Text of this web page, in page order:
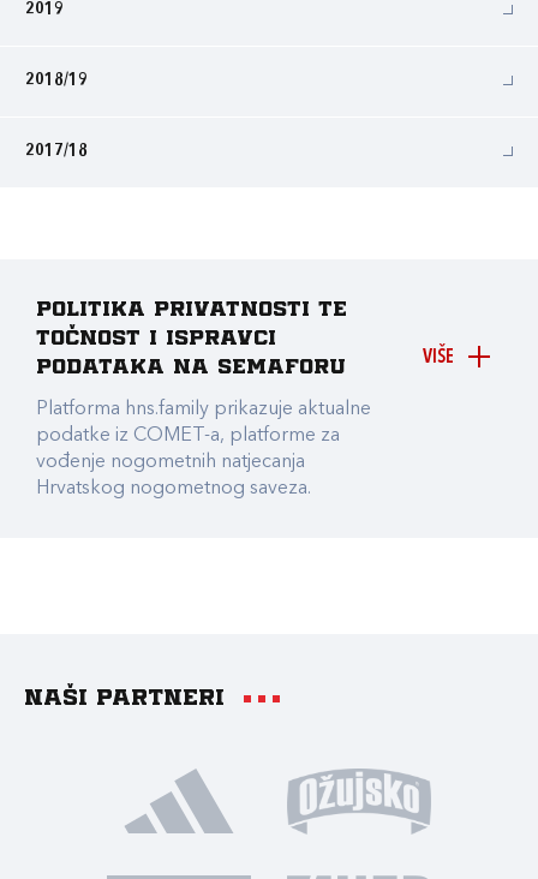
2019
2018/19
2017/18
VIŠE
Politika privatnosti te
točnost i ispravci
podataka na Semaforu
Platforma hns.family prikazuje aktualne
podatke iz COMET-a, platforme za
vođenje nogometnih natjecanja
Hrvatskog nogometnog saveza.
Naši partneri